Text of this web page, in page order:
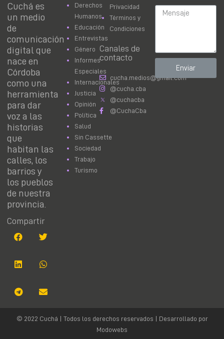
Cuchá es
un medio
de
comunicación
digital que
nace en
Córdoba
como una
herramienta
para dar
voz a las
historias
que
habitan las
calles, los
barrios y
los pueblos
de nuestra
provincia.
Compartir
Derechos
Humanos
Educación
Entrevistas
Género
Informes
Especiales
Internacionales
Justicia
Opinión
Política
Salud
Sin Cassette
Sociedad
Trabajo
Turismo
Privacidad
Términos y
Condiciones
Canales de
contacto
cucha.medios@gmail.com
@cucha.cba
@cuchacba
@CuchaCba
Enviar
© 2022 Cuchá | Todos los derechos reservados | Desarrollado por
Modowebs